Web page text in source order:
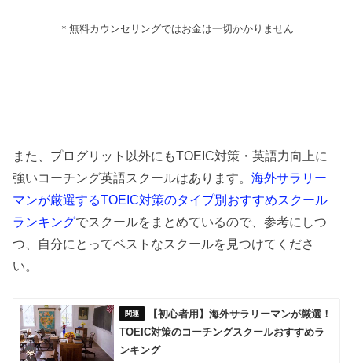
＊無料カウンセリングではお金は一切かかりません
また、プログリット以外にもTOEIC対策・英語力向上に
強いコーチング英語スクールはあります。海外サラリー
マンが厳選するTOEIC対策のタイプ別おすすめスクール
ランキングでスクールをまとめているので、参考にしつ
つ、自分にとってベストなスクールを見つけてくださ
い。
【初心者用】海外サラリーマンが厳選！
TOEIC対策のコーチングスクールおすすめラ
ンキング